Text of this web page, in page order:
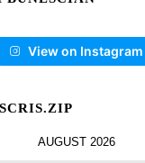
View on Instagram
AUGUST 2026